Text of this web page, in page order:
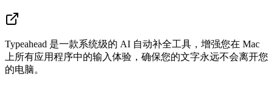
Typeahead 是一款系统级的 AI 自动补全工具，增强您在 Mac
上所有应用程序中的输入体验，确保您的文字永远不会离开您
的电脑。